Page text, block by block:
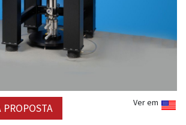
Ver em